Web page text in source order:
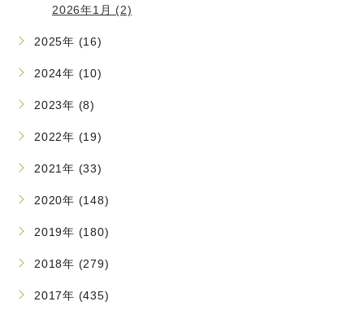
2026年1月 (2)
2025年 (16)
2024年 (10)
2023年 (8)
2022年 (19)
2021年 (33)
2020年 (148)
2019年 (180)
2018年 (279)
2017年 (435)